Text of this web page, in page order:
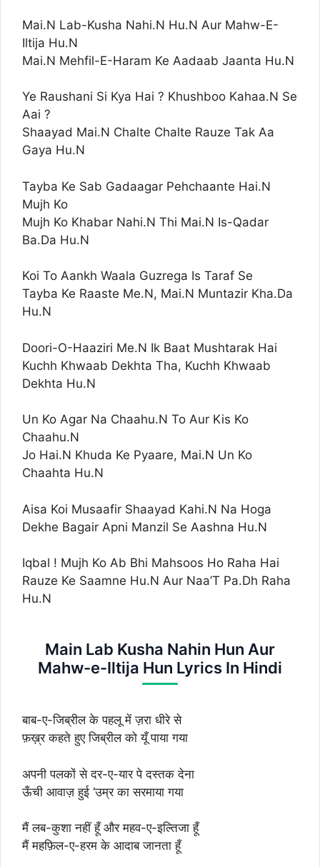
Mai.N Lab-Kusha Nahi.N Hu.N Aur Mahw-E-
Iltija Hu.N
Mai.N Mehfil-E-Haram Ke Aadaab Jaanta Hu.N
Ye Raushani Si Kya Hai ? Khushboo Kahaa.N Se
Aai ?
Shaayad Mai.N Chalte Chalte Rauze Tak Aa
Gaya Hu.N
Tayba Ke Sab Gadaagar Pehchaante Hai.N
Mujh Ko
Mujh Ko Khabar Nahi.N Thi Mai.N Is-Qadar
Ba.Da Hu.N
Koi To Aankh Waala Guzrega Is Taraf Se
Tayba Ke Raaste Me.N, Mai.N Muntazir Kha.Da
Hu.N
Doori-O-Haaziri Me.N Ik Baat Mushtarak Hai
Kuchh Khwaab Dekhta Tha, Kuchh Khwaab
Dekhta Hu.N
Un Ko Agar Na Chaahu.N To Aur Kis Ko
Chaahu.N
Jo Hai.N Khuda Ke Pyaare, Mai.N Un Ko
Chaahta Hu.N
Aisa Koi Musaafir Shaayad Kahi.N Na Hoga
Dekhe Bagair Apni Manzil Se Aashna Hu.N
Iqbal ! Mujh Ko Ab Bhi Mahsoos Ho Raha Hai
Rauze Ke Saamne Hu.N Aur Naa’T Pa.Dh Raha
Hu.N
Main Lab Kusha Nahin Hun Aur
Mahw-e-Iltija Hun Lyrics In Hindi
बाब-ए-जिब्रील के पहलू में ज़रा धीरे से
फ़ख़्र कहते हुए जिब्रील को यूँ पाया गया
अपनी पलकों से दर-ए-यार पे दस्तक देना
ऊँची आवाज़ हुई ‘उम्र का सरमाया गया
मैं लब-कुशा नहीं हूँ और महव-ए-इल्तिजा हूँ
मैं महफ़िल-ए-हरम के आदाब जानता हूँ